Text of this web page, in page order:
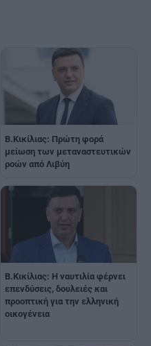
Β.Κικίλιας: Πρώτη φορά
μείωση των μεταναστευτικών
ροών από Λιβύη
Β.Κικίλιας: Η ναυτιλία φέρνει
επενδύσεις, δουλειές και
προοπτική για την ελληνική
οικογένεια